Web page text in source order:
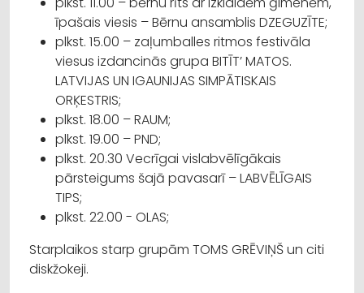
īpašais viesis – Bērnu ansamblis DZEGUZĪTE;
plkst. 15.00 – zaļumballes ritmos festivāla
viesus izdancinās grupa BITĪT’ MATOS.
LATVIJAS UN IGAUNIJAS SIMPĀTISKAIS
ORĶESTRIS;
plkst. 18.00 – RAUM;
plkst. 19.00 – PND;
plkst. 20.30 Vecrīgai vislabvēlīgākais
pārsteigums šajā pavasarī – LABVĒLĪGAIS
TIPS;
plkst. 22.00 - OLAS;
Starplaikos starp grupām TOMS GRĒVIŅŠ un citi
diskžokeji.